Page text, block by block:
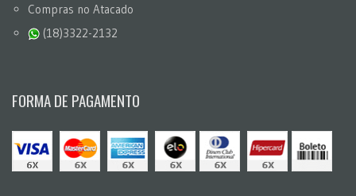
Compras no Atacado
(18)3322-2132
FORMA DE PAGAMENTO